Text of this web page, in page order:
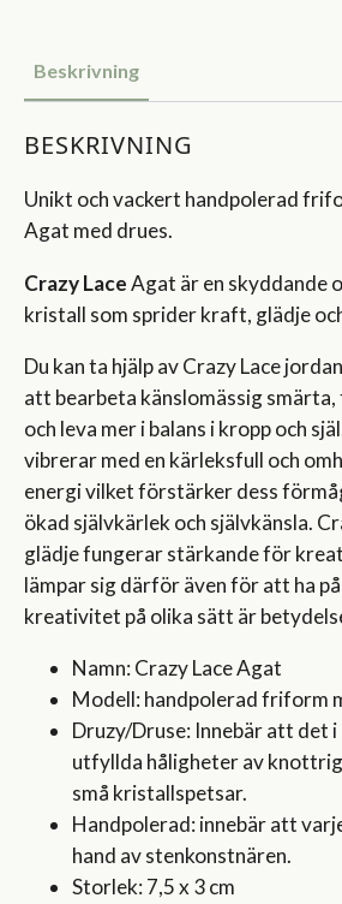
Beskrivning
BESKRIVNING
Unikt och vackert handpolerad
Agat med drues.
Crazy LaceAgat är en skyddande
kristall som sprider kraft, glädje
Du kan ta hjälp av Crazy Lace
att bearbeta känslomässig
och leva mer i balans i kropp och
vibrerar med en kärleksfull och
energi vilket förstärker dess
ökad självkärlek och självkänsla.
glädje fungerar stärkande för
lämpar sig därför även för att ha
kreativitet på olika sätt är
Namn: Crazy Lace Agat
Modell: handpolerad friform
Druzy/Druse: Innebär att det
utfyllda håligheter av
små kristallspetsar.
Handpolerad: innebär att
hand av stenkonstnären.
Storlek: 7,5 x 3 cm